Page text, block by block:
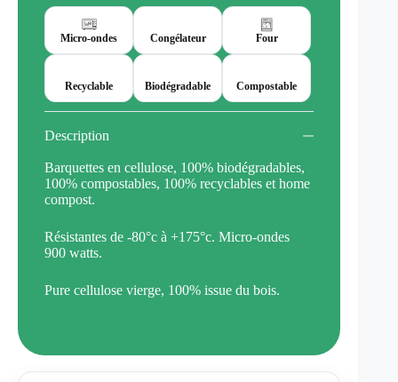
Micro-ondes Congélateur Four
Recyclable Biodégradable Compostable
Description
Barquettes en cellulose, 100% biodégradables,
100% compostables, 100% recyclables et home
compost.
Résistantes de -80°c à +175°c. Micro-ondes
900 watts.
Pure cellulose vierge, 100% issue du bois.